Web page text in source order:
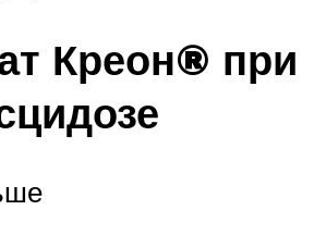
Креон® при